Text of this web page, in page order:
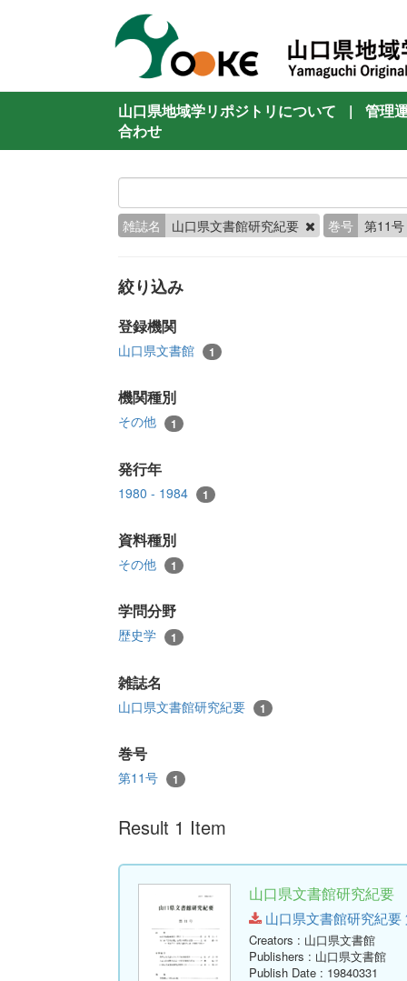
山口県地域学リポジトリについて |
管理
合わせ
雑誌名 山口県文書館研究紀要 巻号 第11号
絞り込み
登録機関
山口県文書館 1
機関種別
その他 1
発行年
1980 - 1984 1
資料種別
その他 1
学問分野
歴史学 1
雑誌名
山口県文書館研究紀要 1
巻号
第11号 1
Result 1 Item
山口県文書館研究紀要
山口県文書館研究紀要
Creators : 山口県文書館
Publishers : 山口県文書館
Publish Date : 19840331